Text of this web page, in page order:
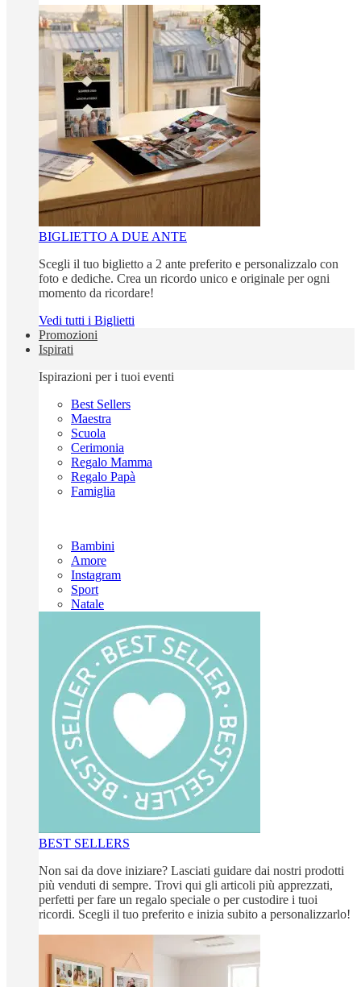
BIGLIETTO A DUE ANTE
Scegli il tuo biglietto a 2 ante preferito e personalizzalo con
foto e dediche. Crea un ricordo unico e originale per ogni
momento da ricordare!
Vedi tutti i Biglietti
Promozioni
Ispirati
Ispirazioni per i tuoi eventi
Best Sellers
Maestra
Scuola
Cerimonia
Regalo Mamma
Regalo Papà
Famiglia
Bambini
Amore
Instagram
Sport
Natale
BEST SELLERS
Non sai da dove iniziare? Lasciati guidare dai nostri prodotti
più venduti di sempre. Trovi qui gli articoli più apprezzati,
perfetti per fare un regalo speciale o per custodire i tuoi
ricordi. Scegli il tuo preferito e inizia subito a personalizzarlo!